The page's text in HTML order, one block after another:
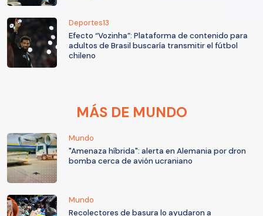
Deportes13
Efecto “Vozinha”: Plataforma de contenido para
adultos de Brasil buscaría transmitir el fútbol
chileno
MÁS DE MUNDO
Mundo
"Amenaza híbrida": alerta en Alemania por dron
bomba cerca de avión ucraniano
Mundo
Recolectores de basura lo ayudaron a